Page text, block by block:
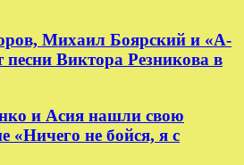
Михаил Боярский и «А-
песни Виктора Резникова в
и Асия нашли свою
«Ничего не бойся, я с